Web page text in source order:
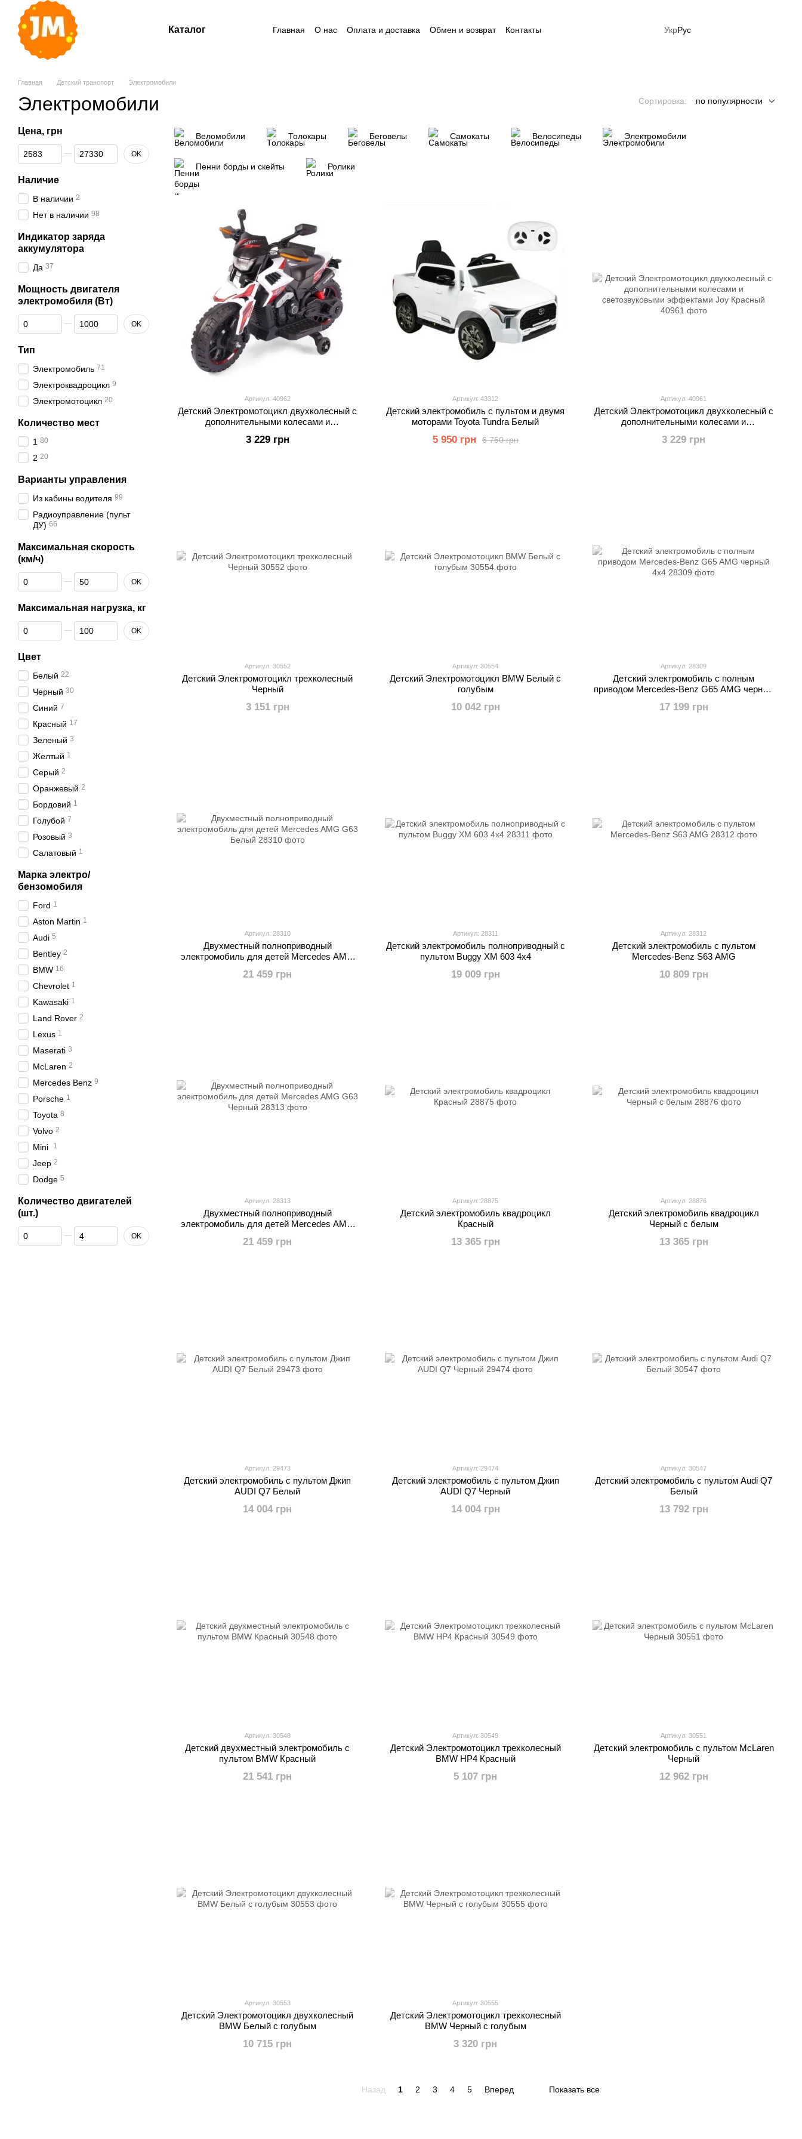
Перейти к основному контенту
Каталог Главная О нас Оплата и доставка Обмен и возврат
Контакты
УкрРус
Главная Детский транспорт Электромобили
Электромобили Сортировка: по популярности
Веломобили Толокары Беговелы Самокаты Велосипеды Электромобили
Пенни борды и скейты Ролики
Артикул: 40962
Детский Электромотоцикл двухколесный с
дополнительными колесами и
белы
3 229 грн
Артикул: 43312
Детский электромобиль с пультом и двумя
моторами Toyota Tundra Белый
6 750 грн
5 950 грн
Артикул: 40961
Детский Электромотоцикл двухколесный с
дополнительными колесами и
3 229 грн
Артикул: 30552
Детский Электромотоцикл трехколесный
Черный
3 151 грн
Артикул: 30554
Детский Электромотоцикл BMW Белый с
голубым
10 042 грн
Артикул: 28309
Детский электромобиль с полным
приводом Mercedes-Benz G65 AMG черный
17 199 грн
Артикул: 28310
Двухместный полноприводный
электромобиль для детей Mercedes AMG
21 459 грн
Артикул: 28311
Детский электромобиль полноприводный с
пультом Buggy XM 603 4x4
19 009 грн
Артикул: 28312
Детский электромобиль с пультом
Mercedes-Benz S63 AMG
10 809 грн
Артикул: 28313
Двухместный полноприводный
электромобиль для детей Mercedes AMG
21 459 грн
Артикул: 28875
Детский электромобиль квадроцикл
Красный
13 365 грн
Артикул: 28876
Детский электромобиль квадроцикл
Черный с белым
13 365 грн
Артикул: 29473
Детский электромобиль с пультом Джип
AUDI Q7 Белый
14 004 грн
Артикул: 29474
Детский электромобиль с пультом Джип
AUDI Q7 Черный
14 004 грн
Артикул: 30547
Детский электромобиль с пультом Audi Q7
Белый
13 792 грн
Артикул: 30548
Детский двухместный электромобиль с
пультом BMW Красный
21 541 грн
Артикул: 30549
Детский Электромотоцикл трехколесный
BMW HP4 Красный
5 107 грн
Артикул: 30551
Детский электромобиль с пультом McLaren
Черный
12 962 грн
Артикул: 30553
Детский Электромотоцикл двухколесный
BMW Белый с голубым
10 715 грн
Артикул: 30555
Детский Электромотоцикл трехколесный
BMW Черный с голубым
3 320 грн
Назад 1 2 3 4 5 Вперед Показать все
Цена, грн
От Цена, грн
До Цена, грн OK
Наличие
В наличии 2
Нет в наличии 98
Индикатор заряда
аккумулятора
Да 37
Мощность двигателя
электромобиля (Вт)
От Мощность двигателя электромобиля (Вт)
До Мощность двигателя электромобиля (Вт)
OK
Тип
Электромобиль 71
Электроквадроцикл 9
Электромотоцикл 20
Количество мест
1 80
2 20
Варианты управления
Из кабины водителя 99
Радиоуправление (пульт
ДУ) 66
Максимальная скорость
(км/ч)
От Максимальная скорость (км/ч)
До Максимальная скорость (км/ч)
OK
Максимальная нагрузка, кг
От Максимальная нагрузка, кг
До Максимальная нагрузка, кгOK
Цвет
Белый 22
Черный 30
Синий 7
Красный 17
Зеленый 3
Желтый 1
Серый 2
Оранжевый 2
Бордовий 1
Голубой 7
Розовый 3
Салатовый 1
Марка электро/
бензомобиля
Ford 1
Aston Martin 1
Audi 5
Bentley 2
BMW 16
Chevrolet 1
Kawasaki 1
Land Rover 2
Lexus 1
Maserati 3
McLaren 2
Mercedes Benz 9
Porsche 1
Toyota 8
Volvo 2
Mini 1
Jeep 2
Dodge 5
Количество двигателей
(шт.)
От Количество двигателей (шт.)
До Количество двигателей (шт.)
OK